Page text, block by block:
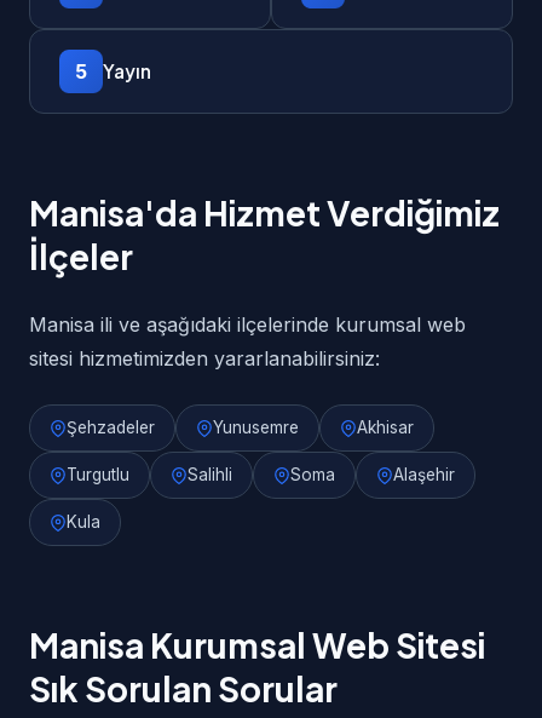
5 Yayın
Manisa'da Hizmet Verdiğimiz
İlçeler
Manisa ili ve aşağıdaki ilçelerinde kurumsal web
sitesi hizmetimizden yararlanabilirsiniz:
Şehzadeler Yunusemre Akhisar
Turgutlu Salihli Soma Alaşehir
Kula
Manisa Kurumsal Web Sitesi
Sık Sorulan Sorular